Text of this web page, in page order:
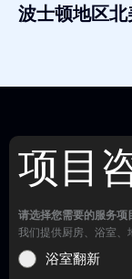
波士顿地区
项目
请选择您需要的服务项
我们提供厨房、浴室、
浴室翻新